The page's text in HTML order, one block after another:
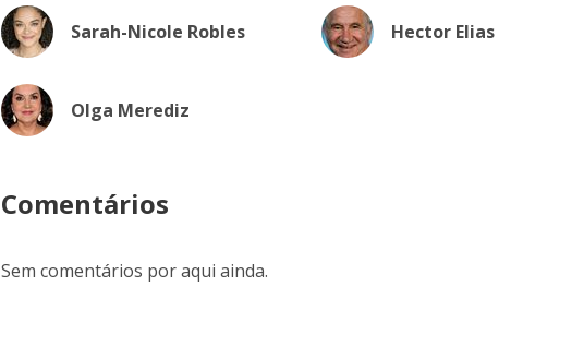
Sarah-Nicole Robles Hector Elias
Olga Merediz
Comentários
Sem comentários por aqui ainda.